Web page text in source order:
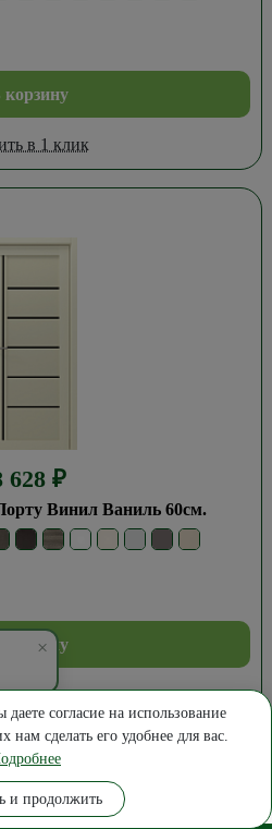
корзину
в 1 клик
628 ₽
Винил Ваниль 60см.
корзину
в 1 клик
×
Позвонить
согласие на использование
сделать его удобнее для вас.
и продолжить